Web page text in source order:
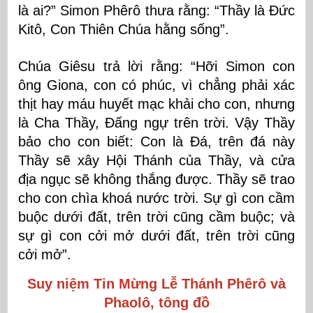
là ai?” Simon Phêrô thưa rằng: “Thầy là Ðức
Kitô, Con Thiên Chúa hằng sống”.
Chúa Giêsu trả lời rằng: “Hỡi Simon con
ông Giona, con có phúc, vì chẳng phải xác
thịt hay máu huyết mạc khải cho con, nhưng
là Cha Thầy, Ðấng ngự trên trời. Vậy Thầy
bảo cho con biết: Con là Ðá, trên đá này
Thầy sẽ xây Hội Thánh của Thầy, và cửa
địa ngục sẽ không thắng được. Thầy sẽ trao
cho con chìa khoá nước trời. Sự gì con cầm
buộc dưới đất, trên trời cũng cầm buộc; và
sự gì con cởi mở dưới đất, trên trời cũng
cởi mở”.
Suy niệm Tin Mừng Lễ Thánh Phêrô và
Phaolô, tông đồ